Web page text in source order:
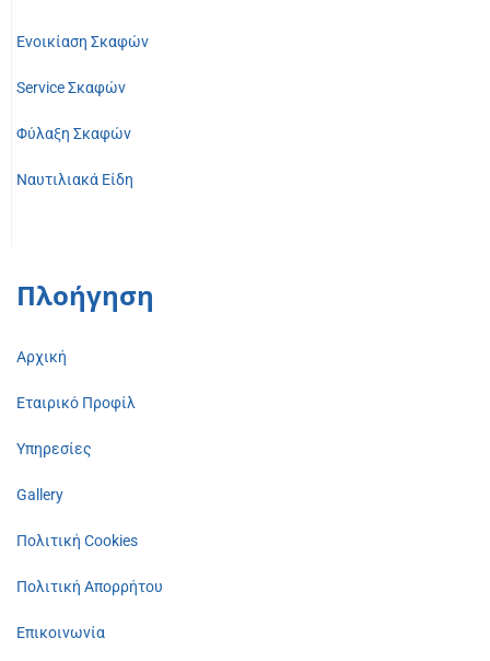
Ενοικίαση Σκαφών
Service Σκαφών
Φύλαξη Σκαφών
Ναυτιλιακά Είδη
Πλοήγηση
Αρχική
Εταιρικό Προφίλ
Υπηρεσίες
Gallery
Πολιτική Cookies
Πολιτική Απορρήτου
Επικοινωνία